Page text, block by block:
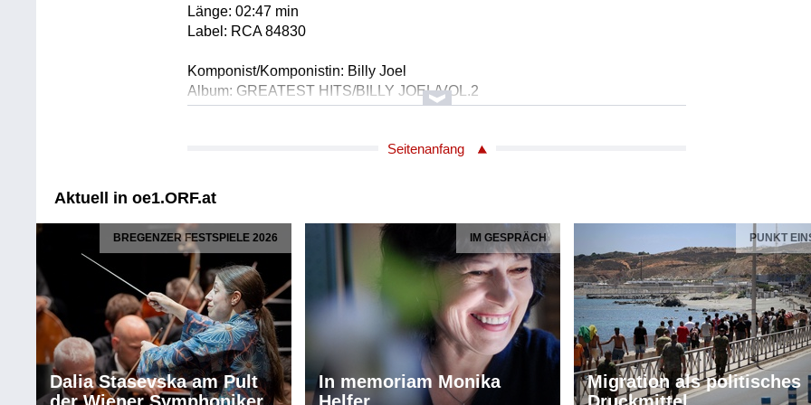
Länge: 02:47 min
Label: RCA 84830
Komponist/Komponistin: Billy Joel
Album: GREATEST HITS/BILLY JOEL/VOL.2
Titel: Allentown
Titel: Time Is Up
Solist/Solistin: Poppy/Ges.m.Begl
Länge: 03:31 min
Label: MAD402
Seitenanfang
Aktuell in oe1.ORF.at
BREGENZER FESTSPIELE 2026
Dalia Stasevska am Pult
IM GESPRÄCH
In memoriam Monika
PUNKT
Migration als politisches